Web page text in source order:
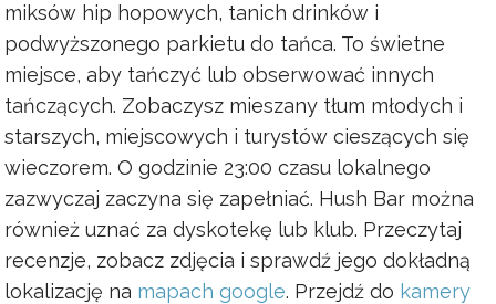
miksów hip hopowych, tanich drinków i
podwyższonego parkietu do tańca. To świetne
miejsce, aby tańczyć lub obserwować innych
tańczących. Zobaczysz mieszany tłum młodych i
starszych, miejscowych i turystów cieszących się
wieczorem. O godzinie 23:00 czasu lokalnego
zazwyczaj zaczyna się zapełniać. Hush Bar można
również uznać za dyskotekę lub klub. Przeczytaj
recenzje, zobacz zdjęcia i sprawdź jego dokładną
lokalizację na mapach google. Przejdź do kamery